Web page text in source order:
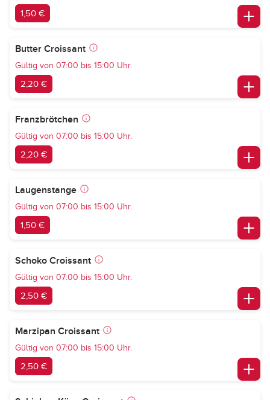
1,50 €
Butter Croissant
Gültig von 07:00 bis 15:00 Uhr.
2,20 €
Franzbrötchen
Gültig von 07:00 bis 15:00 Uhr.
2,20 €
Laugenstange
Gültig von 07:00 bis 15:00 Uhr.
1,50 €
Schoko Croissant
Gültig von 07:00 bis 15:00 Uhr.
2,50 €
Marzipan Croissant
Gültig von 07:00 bis 15:00 Uhr.
2,50 €